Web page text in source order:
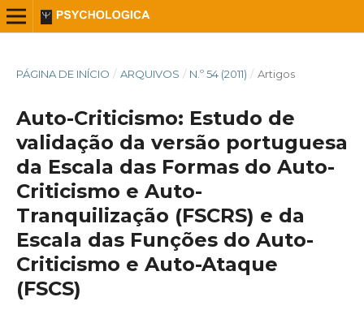
PÁGINA DE INÍCIO / ARQUIVOS / N.º 54 (2011) / Artigos
Auto-Criticismo: Estudo de
validação da versão portuguesa
da Escala das Formas do Auto-
Criticismo e Auto-
Tranquilização (FSCRS) e da
Escala das Funções do Auto-
Criticismo e Auto-Ataque
(FSCS)